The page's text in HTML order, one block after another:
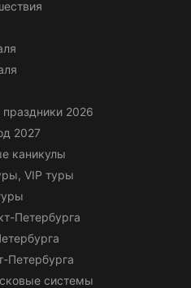
2026
2027
каникулы
VIP туры
Петербурга
Петербурга
системы